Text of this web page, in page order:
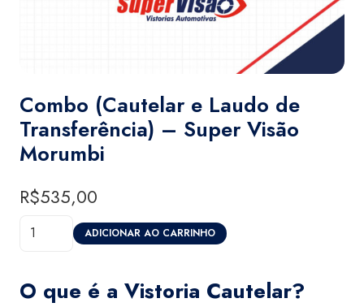
Combo (Cautelar e Laudo de
Transferência) – Super Visão
Morumbi
R$535,00
Combo
Laudo
ADICIONAR AO CARRINHO
O que é a Vistoria Cautelar?